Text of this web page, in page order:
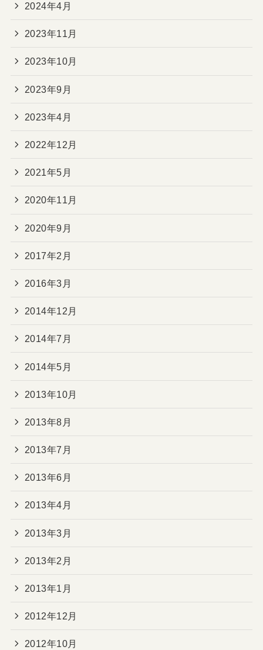
2024年4月
2023年11月
2023年10月
2023年9月
2023年4月
2022年12月
2021年5月
2020年11月
2020年9月
2017年2月
2016年3月
2014年12月
2014年7月
2014年5月
2013年10月
2013年8月
2013年7月
2013年6月
2013年4月
2013年3月
2013年2月
2013年1月
2012年12月
2012年10月